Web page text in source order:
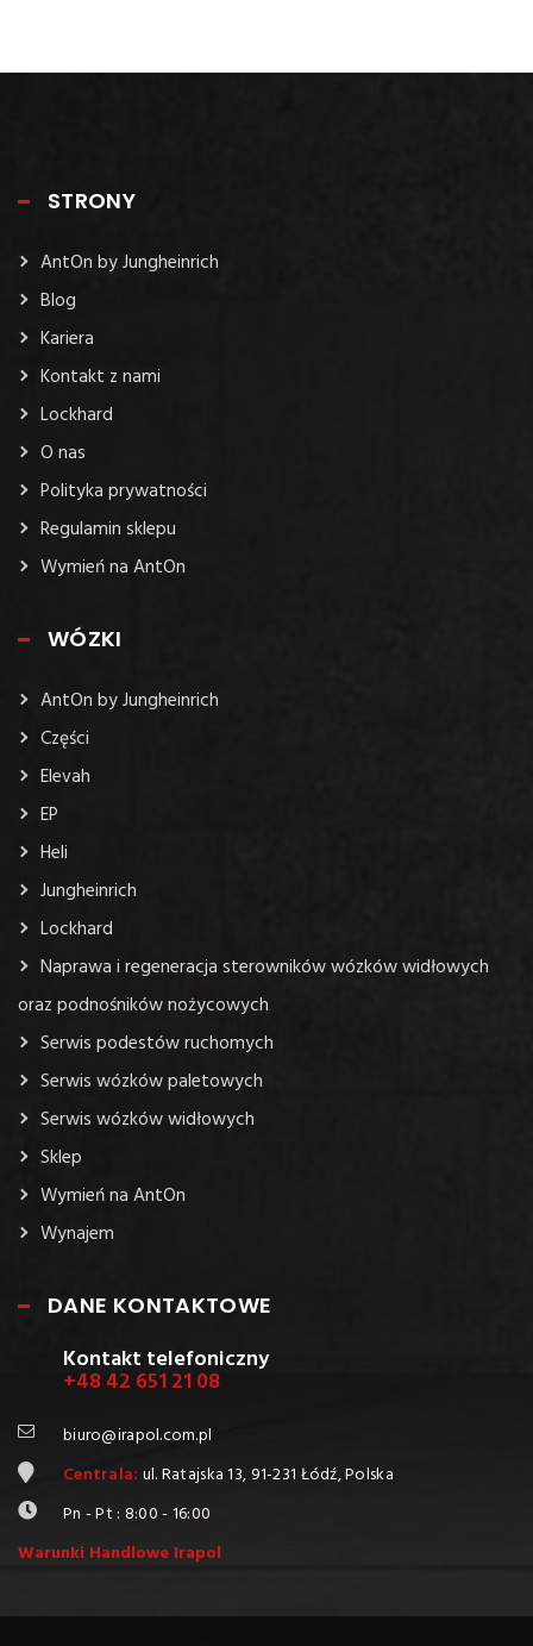
STRONY
AntOn by Jungheinrich
Blog
Kariera
Kontakt z nami
Lockhard
O nas
Polityka prywatności
Regulamin sklepu
Wymień na AntOn
WÓZKI
AntOn by Jungheinrich
Części
Elevah
EP
Heli
Jungheinrich
Lockhard
Naprawa i regeneracja sterowników wózków widłowych
oraz podnośników nożycowych
Serwis podestów ruchomych
Serwis wózków paletowych
Serwis wózków widłowych
Sklep
Wymień na AntOn
Wynajem
DANE KONTAKTOWE
Kontakt telefoniczny
+48 42 651 21 08
biuro@irapol.com.pl
Centrala: ul. Ratajska 13, 91-231 Łódź, Polska
Pn - Pt : 8:00 - 16:00
Warunki Handlowe Irapol